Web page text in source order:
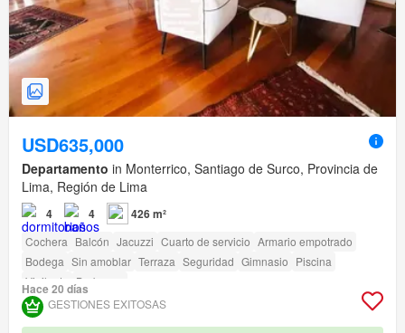
USD635,000
Departamento in Monterrico, Santiago de Surco, Provincia de
Lima, Región de Lima
4 4 426 m²
Cochera Balcón Jacuzzi Cuarto de servicio Armario empotrado
Bodega Sin amoblar Terraza Seguridad Gimnasio Piscina
Vigilante
Barbacoa
Hace 20 días
GESTIONES EXITOSAS